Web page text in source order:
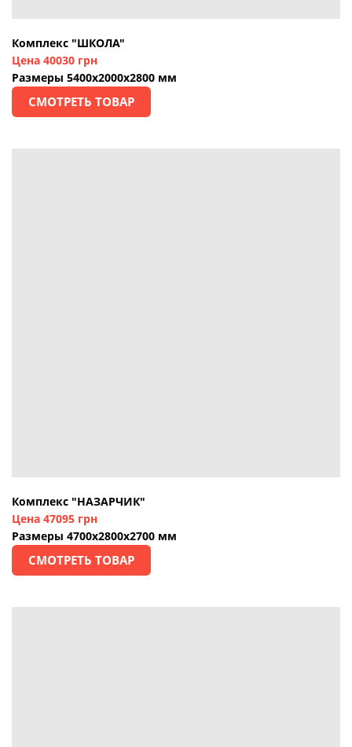
Комплекс "ШКОЛА"
Цена 40030 грн
Размеры 5400х2000х2800 мм
СМОТРЕТЬ ТОВАР
Комплекс "НАЗАРЧИК"
Цена 47095 грн
Размеры 4700х2800х2700 мм
СМОТРЕТЬ ТОВАР